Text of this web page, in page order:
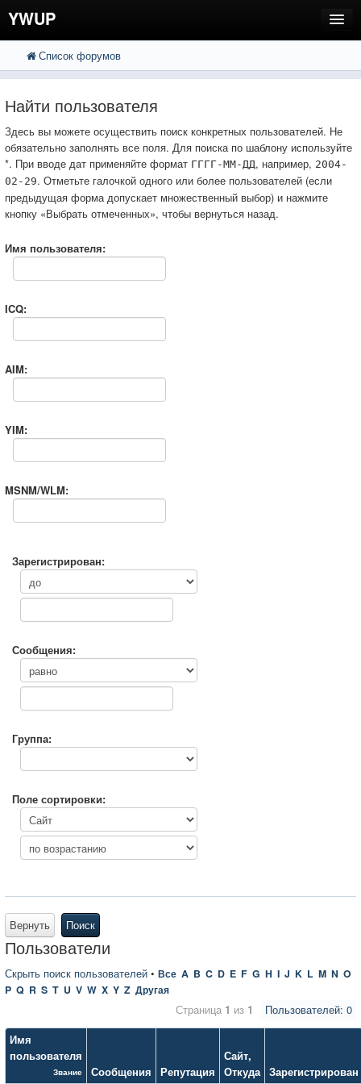
YWUP
FAQ
Вход
Список форумов
Найти пользователя
Здесь вы можете осуществить поиск конкретных пользователей. Не
обязательно заполнять все поля. Для поиска по шаблону используйте
*. При вводе дат применяйте формат ГГГГ-ММ-ДД, например, 2004-
02-29. Отметьте галочкой одного или более пользователей (если
предыдущая форма допускает множественный выбор) и нажмите
кнопку «Выбрать отмеченных», чтобы вернуться назад.
Имя пользователя:
ICQ:
AIM:
YIM:
MSNM/WLM:
Зарегистрирован:
Сообщения:
Группа:
Поле сортировки:
Вернуть Поиск
Пользователи
Скрыть поиск пользователей • Все A B C D E F G H I J K L M N O
P Q R S T U V W X Y Z Другая
Пользователей: 0
Страница 1 из 1
Имя
пользователя
Звание Сообщения Репутация
Сайт,
Откуда Зарегистрирован